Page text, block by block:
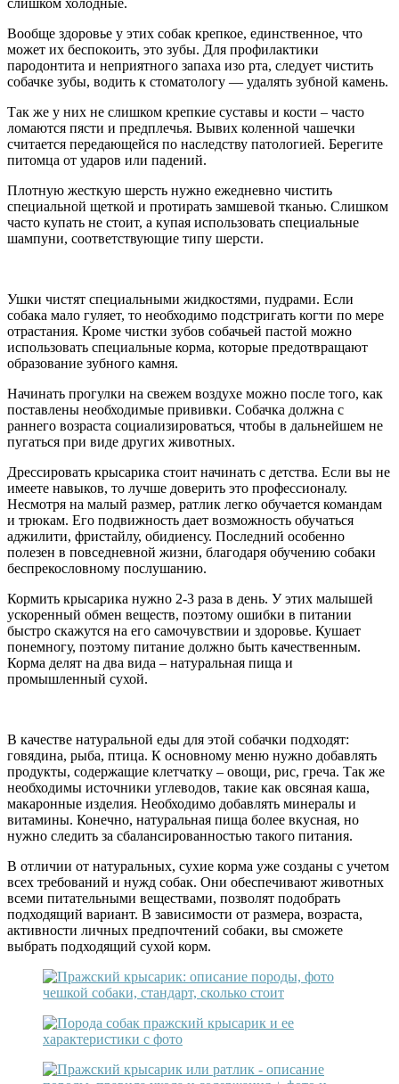
слишком холодные.
Вообще здоровье у этих собак крепкое, единственное, что
может их беспокоить, это зубы. Для профилактики
пародонтита и неприятного запаха изо рта, следует чистить
собачке зубы, водить к стоматологу — удалять зубной камень.
Так же у них не слишком крепкие суставы и кости – часто
ломаются пясти и предплечья. Вывих коленной чашечки
считается передающейся по наследству патологией. Берегите
питомца от ударов или падений.
Плотную жесткую шерсть нужно ежедневно чистить
специальной щеткой и протирать замшевой тканью. Слишком
часто купать не стоит, а купая использовать специальные
шампуни, соответствующие типу шерсти.
Ушки чистят специальными жидкостями, пудрами. Если
собака мало гуляет, то необходимо подстригать когти по мере
отрастания. Кроме чистки зубов собачьей пастой можно
использовать специальные корма, которые предотвращают
образование зубного камня.
Начинать прогулки на свежем воздухе можно после того, как
поставлены необходимые прививки. Собачка должна с
раннего возраста социализироваться, чтобы в дальнейшем не
пугаться при виде других животных.
Дрессировать крысарика стоит начинать с детства. Если вы не
имеете навыков, то лучше доверить это профессионалу.
Несмотря на малый размер, ратлик легко обучается командам
и трюкам. Его подвижность дает возможность обучаться
аджилити, фристайлу, обидиенсу. Последний особенно
полезен в повседневной жизни, благодаря обучению собаки
беспрекословному послушанию.
Кормить крысарика нужно 2-3 раза в день. У этих малышей
ускоренный обмен веществ, поэтому ошибки в питании
быстро скажутся на его самочувствии и здоровье. Кушает
понемногу, поэтому питание должно быть качественным.
Корма делят на два вида – натуральная пища и
промышленный сухой.
В качестве натуральной еды для этой собачки подходят:
говядина, рыба, птица. К основному меню нужно добавлять
продукты, содержащие клетчатку – овощи, рис, греча. Так же
необходимы источники углеводов, такие как овсяная каша,
макаронные изделия. Необходимо добавлять минералы и
витамины. Конечно, натуральная пища более вкусная, но
нужно следить за сбалансированностью такого питания.
В отличии от натуральных, сухие корма уже созданы с учетом
всех требований и нужд собак. Они обеспечивают животных
всеми питательными веществами, позволят подобрать
подходящий вариант. В зависимости от размера, возраста,
активности личных предпочтений собаки, вы сможете
выбрать подходящий сухой корм.